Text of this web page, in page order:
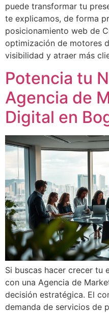
puede transformar tu
te explicamos, de forma
posicionamiento web de
optimización de motores
visibilidad y atraer más
Potencia tu
Agencia de
Digital en
Si buscas hacer crecer tu
con una Agencia de
decisión estratégica. El
demanda de servicios de